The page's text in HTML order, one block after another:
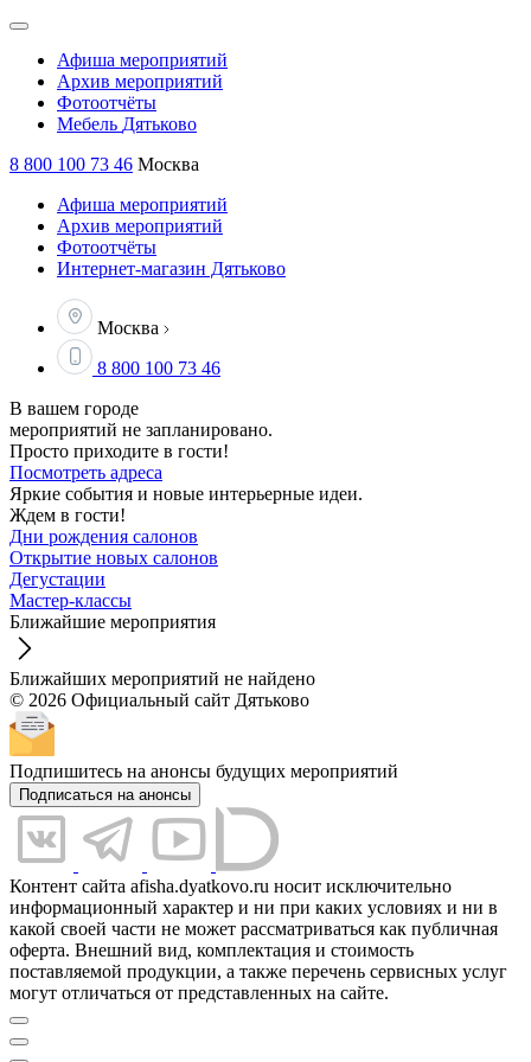
Афиша мероприятий
Архив мероприятий
Фотоотчёты
Мебель Дятьково
8 800 100 73 46 Москва
Афиша мероприятий
Архив мероприятий
Фотоотчёты
Интернет-магазин Дятьково
Москва
8 800 100 73 46
В вашем городе
мероприятий не запланировано.
Просто приходите в гости!
Посмотреть адреса
Яркие события и новые интерьерные идеи.
Ждем в гости!
Дни рождения салонов
Открытие новых салонов
Дегустации
Мастер-классы
Ближайшие мероприятия
Ближайших мероприятий не найдено
© 2026 Официальный сайт Дятьково
Подпишитесь на анонсы будущих мероприятий
Подписаться на анонсы
Контент сайта afisha.dyatkovo.ru носит исключительно
информационный характер и ни при каких условиях и ни в
какой своей части не может рассматриваться как публичная
оферта. Внешний вид, комплектация и стоимость
поставляемой продукции, а также перечень сервисных услуг
могут отличаться от представленных на сайте.